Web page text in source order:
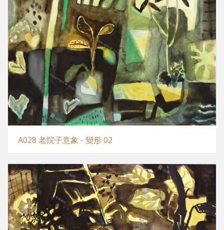
A028 老院子意象 - 變形 02